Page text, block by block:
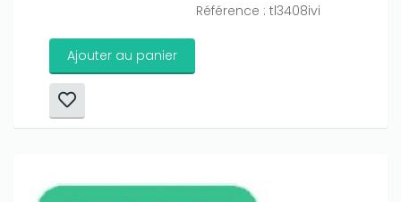
Référence : tl3408ivi
Ajouter au panier